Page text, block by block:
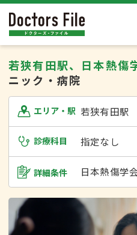
若狭有田駅、日本熱傷
ニック・病院
エリア・駅 若狭有田駅
診療科目 指定なし
詳細条件 日本熱傷学